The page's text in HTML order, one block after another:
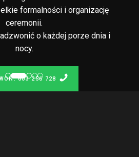
formalności i organizację
ceremonii.
o każdej porze dnia i
nocy.
603 256 728